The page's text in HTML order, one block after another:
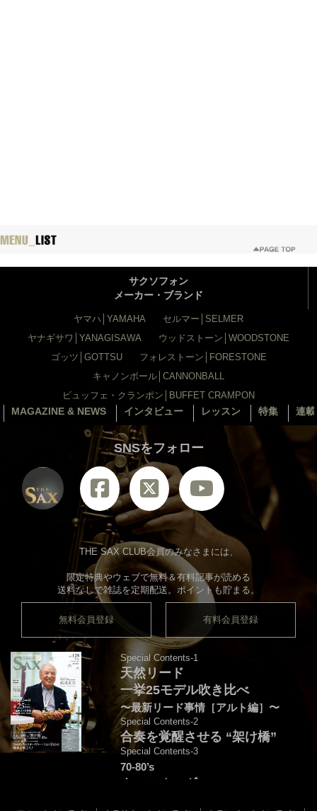
サクソフォン
メーカー・ブランド
ヤマハ│YAMAHA
セルマー│SELMER
ヤナギサワ│YANAGISAWA
ウッドストーン│WOODSTONE
ゴッツ│GOTTSU
フォレストーン│FORESTONE
キャノンボール│CANNONBALL
ビュッフェ・クランポン│BUFFET CRAMPON
MAGAZINE & NEWS インタビュー レッスン 特集 連
SNSをフォロー
THE SAX CLUB会員のみなさまには、
限定特典やウェブで無料＆有料記事が読める
送料なしで雑誌を定期配送。ポイントも貯まる。
無料会員登録 有料会員登録
Special Contents-1
天然リード
一挙25モデル吹き比べ
〜最新リード事情［アルト編］〜
Special Contents-2
合奏を覚醒させる “架け橋”
Special Contents-3
70-80’s
クロスオーヴァー・